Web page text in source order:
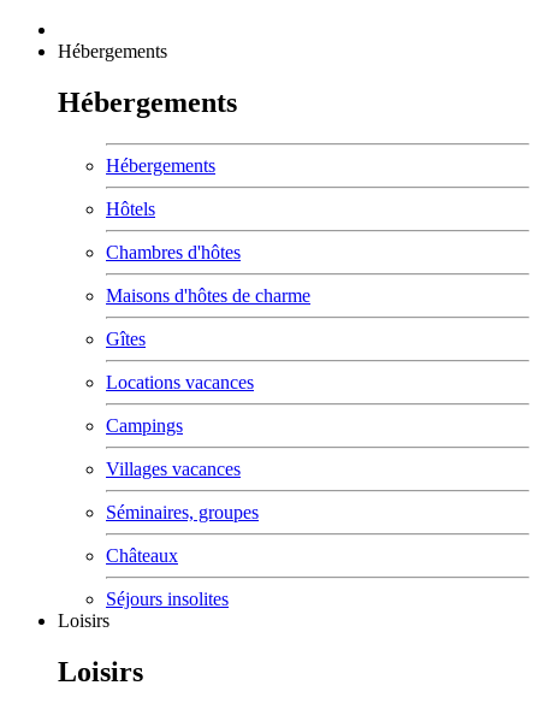
Hébergements
Hébergements
Hébergements
Hôtels
Chambres d'hôtes
Maisons d'hôtes de charme
Gîtes
Locations vacances
Campings
Villages vacances
Séminaires, groupes
Châteaux
Séjours insolites
Loisirs
Loisirs